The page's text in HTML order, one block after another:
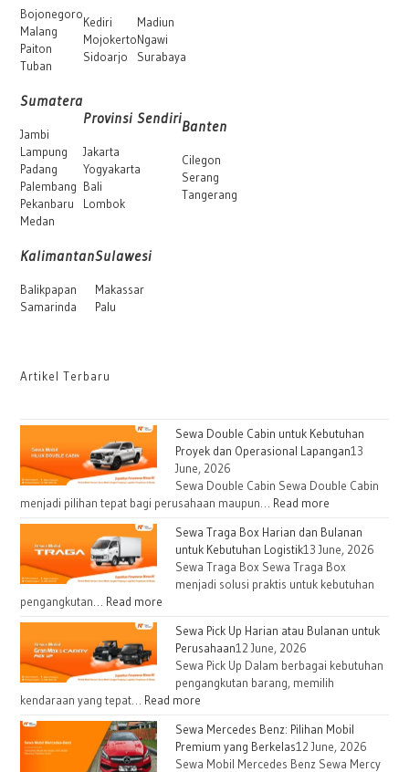
Bojonegoro
Malang
Paiton
Tuban
Kediri
Mojokerto
Sidoarjo
Madiun
Ngawi
Surabaya
Sumatera
Jambi
Lampung
Padang
Palembang
Pekanbaru
Medan
Provinsi Sendiri
Jakarta
Yogyakarta
Bali
Lombok
Banten
Cilegon
Serang
Tangerang
Kalimantan
Balikpapan
Samarinda
Sulawesi
Makassar
Palu
Artikel Terbaru
Sewa Double Cabin untuk Kebutuhan
Proyek dan Operasional Lapangan13
June, 2026
Sewa Double Cabin Sewa Double Cabin
menjadi pilihan tepat bagi perusahaan maupun… Read more
Sewa Traga Box Harian dan Bulanan
untuk Kebutuhan Logistik13 June, 2026
Sewa Traga Box Sewa Traga Box
menjadi solusi praktis untuk kebutuhan
pengangkutan… Read more
Sewa Pick Up Harian atau Bulanan untuk
Perusahaan12 June, 2026
Sewa Pick Up Dalam berbagai kebutuhan
pengangkutan barang, memilih
kendaraan yang tepat… Read more
Sewa Mercedes Benz: Pilihan Mobil
Premium yang Berkelas12 June, 2026
Sewa Mobil Mercedes Benz Sewa Mercy